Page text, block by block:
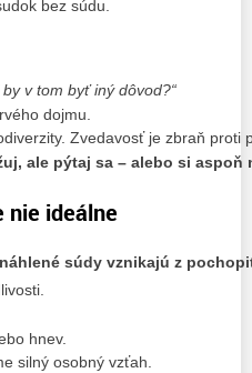
bez súdu.
by v tom byť iný dôvod?“
dojmu.
Zvedavosť je zbraň proti
ale pýtaj sa – alebo si aspoň
nie ideálne
súdy vznikajú z
hnev.
silný osobný vzťah.